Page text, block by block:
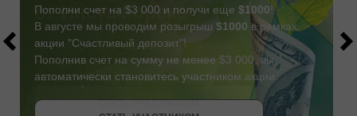
СТАТЬ УЧАСТНИКОМ
Пополни счет на $3 000 и получи еще $1000!
В августе мы проводим розыгрыш $1000 в рамках
акции "Счастливый депозит"!
Пополнив счет на сумму не менее $3 000, вы
автоматически становитесь участником акции.
ПОЛУЧИТЬ БОНУС